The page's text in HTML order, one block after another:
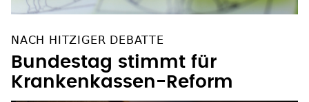
NACH HITZIGER DEBATTE
Bundestag stimmt für
Krankenkassen-Reform